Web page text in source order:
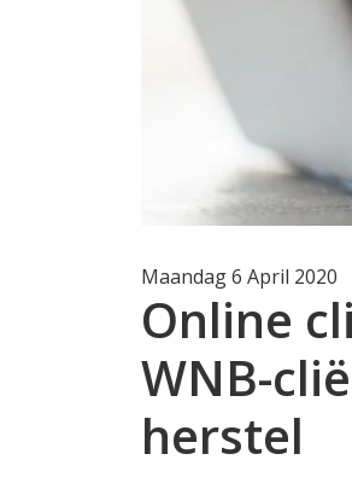
Maandag 6 April 2020
Online
WNB-
herstel